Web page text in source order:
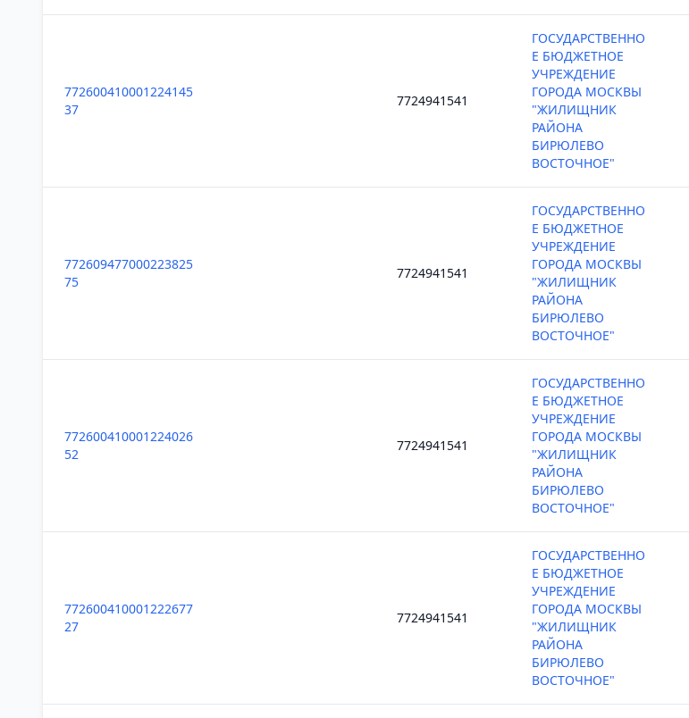
772600410001224145
37
7724941541
ГОСУДАРСТВЕННО
Е БЮДЖЕТНОЕ
УЧРЕЖДЕНИЕ
ГОРОДА МОСКВЫ
"ЖИЛИЩНИК
РАЙОНА
БИРЮЛЕВО
ВОСТОЧНОЕ"
772609477000223825
75
7724941541
ГОСУДАРСТВЕННО
Е БЮДЖЕТНОЕ
УЧРЕЖДЕНИЕ
ГОРОДА МОСКВЫ
"ЖИЛИЩНИК
РАЙОНА
БИРЮЛЕВО
ВОСТОЧНОЕ"
772600410001224026
52
7724941541
ГОСУДАРСТВЕННО
Е БЮДЖЕТНОЕ
УЧРЕЖДЕНИЕ
ГОРОДА МОСКВЫ
"ЖИЛИЩНИК
РАЙОНА
БИРЮЛЕВО
ВОСТОЧНОЕ"
772600410001222677
27
7724941541
ГОСУДАРСТВЕННО
Е БЮДЖЕТНОЕ
УЧРЕЖДЕНИЕ
ГОРОДА МОСКВЫ
"ЖИЛИЩНИК
РАЙОНА
БИРЮЛЕВО
ВОСТОЧНОЕ"